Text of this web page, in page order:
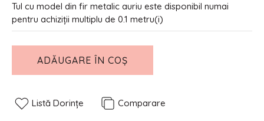
Tul cu model din fir metalic auriu este disponibil numai
pentru achiziții multiplu de 0.1 metru(i)
ADĂUGARE ÎN COȘ
Listă Dorințe Comparare